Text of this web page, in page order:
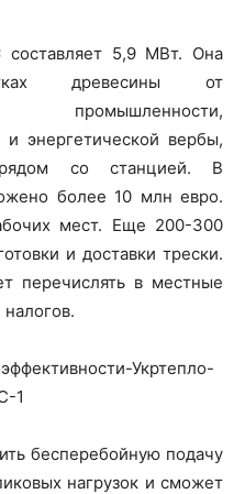
составляет 5,9 МВт. Она
древесины от
промышленности,
энергетической вербы,
рядом со станцией. В
более 10 млн евро.
мест. Еще 200-300
и доставки трески.
перечислять в местные
бесперебойную подачу
нагрузок и сможет